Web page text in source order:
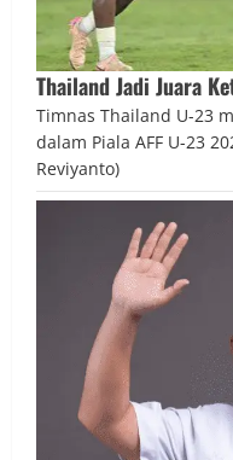
Thailand Jadi Juara
Timnas Thailand U-23
dalam Piala AFF U-23
Reviyanto)